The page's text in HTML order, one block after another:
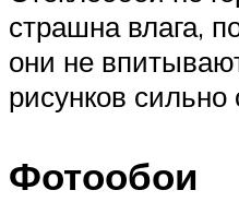
страшна влага,
они не
рисунков сильно
Фотообои